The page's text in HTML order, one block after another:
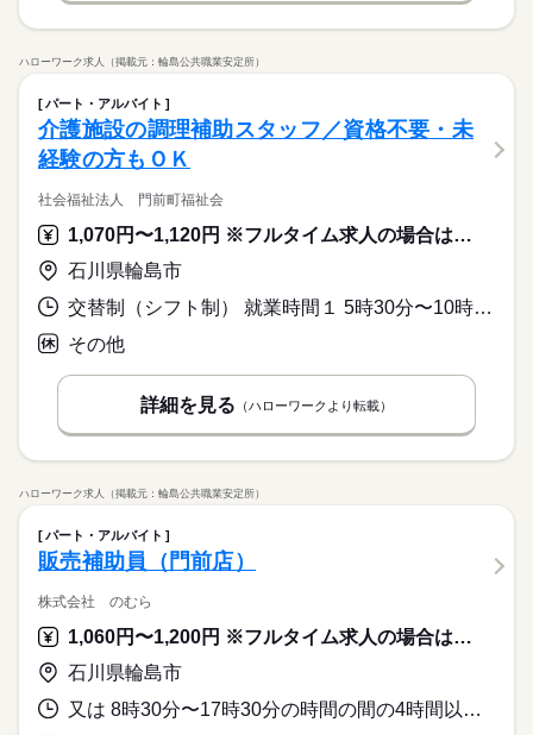
ハローワーク求人（掲載元：輪島公共職業安定所）
パート・アルバイト
介護施設の調理補助スタッフ／資格不要・未
経験の方もＯＫ
社会福祉法人 門前町福祉会
1,070円〜1,120円 ※フルタイム求人の場合は月額（換算額）、パート求人の場合は時間額を表示しています。
石川県輪島市
交替制（シフト制） 就業時間１ 5時30分〜10時30分 就業時間２ 6時00分〜14時00分 就業時間３ 14時30分〜19時30分 就業時間に関する特記事項 （４）１０時３０分～１９時３０分
その他
詳細を見る （ハローワークより転載）
ハローワーク求人（掲載元：輪島公共職業安定所）
パート・アルバイト
販売補助員（門前店）
株式会社 のむら
1,060円〜1,200円 ※フルタイム求人の場合は月額（換算額）、パート求人の場合は時間額を表示しています。
石川県輪島市
又は 8時30分〜17時30分の時間の間の4時間以上 就業時間に関する特記事項 ・就業時間について相談可